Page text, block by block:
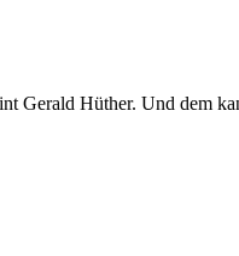
Gerald Hüther. Und dem